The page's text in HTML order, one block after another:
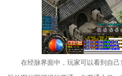
在经脉界面中，玩家可以看到自